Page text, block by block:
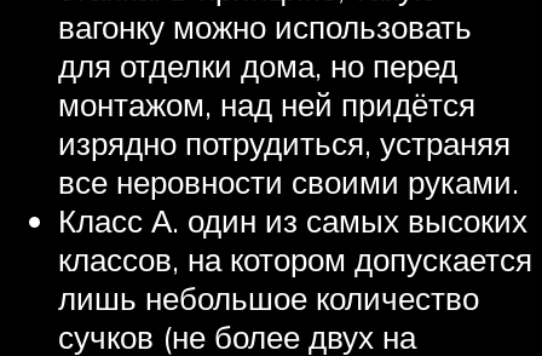
вагонку можно использовать
для отделки дома, но перед
монтажом, над ней придётся
изрядно потрудиться, устраняя
все неровности своими руками.
Класс А. один из самых высоких
классов, на котором допускается
лишь небольшое количество
сучков (не более двух на